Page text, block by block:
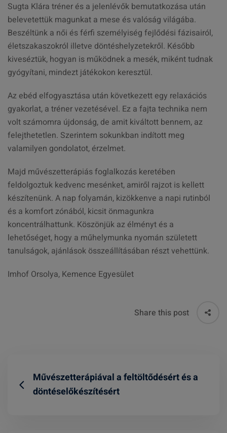
Sugta Klára tréner és a jelenlévők bemutatkozása után
belevetettük magunkat a mese és valóság világába.
Beszéltünk a női és férfi személyiség fejlődési fázisairól,
életszakaszokról illetve döntéshelyzetekről. Később
kiveséztük, hogyan is működnek a mesék, miként tudnak
gyógyítani, mindezt játékokon keresztül.
Az ebéd elfogyasztása után következett egy relaxációs
gyakorlat, a tréner vezetésével. Ez a fajta technika nem
volt számomra újdonság, de amit kiváltott bennem, az
felejthetetlen. Szerintem sokunkban indított meg
valamilyen gondolatot, érzelmet.
Majd művészetterápiás foglalkozás keretében
feldolgoztuk kedvenc mesénket, amiről rajzot is kellett
készítenünk. A nap folyamán, kizökkenve a napi rutinból
és a komfort zónából, kicsit önmagunkra
koncentrálhattunk. Köszönjük az élményt és a
lehetőséget, hogy a műhelymunka nyomán született
tanulságok, ajánlások összeállításában részt vehettünk.
Imhof Orsolya, Kemence Egyesület
Share this post
Művészetterápiával a feltöltődésért és a
döntéselőkészítésért